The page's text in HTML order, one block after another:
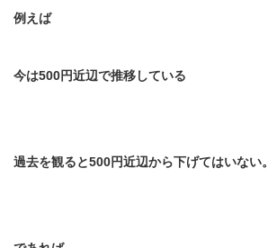
例えば
今は500円近辺で推移している
過去を観ると500円近辺から下げてはいない。